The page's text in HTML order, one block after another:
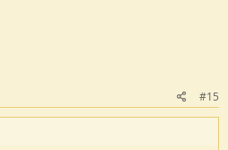
#15